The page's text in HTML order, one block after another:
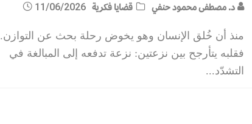
د. مصطفى محمود حنفي قضايا فكرية 11/06/2026
منذ أن خُلق الإنسان وهو يخوض رحلة بحث عن التوازن.
فقلبه يتأرجح بين نزعتين: نزعة تدفعه إلى المبالغة في
التشدّد...